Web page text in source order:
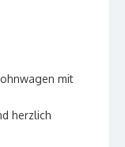
mit
8,0m.
herzlich